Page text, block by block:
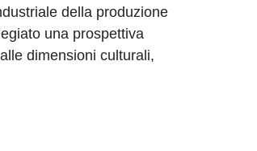
della produzione
una prospettiva
dimensioni culturali,